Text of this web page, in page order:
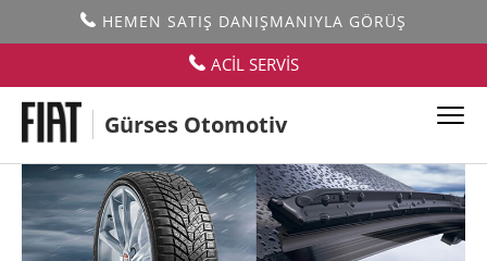
HEMEN SATIŞ DANIŞMANIYLA GÖRÜŞ
ACİL SERVİS
Gürses Otomotiv